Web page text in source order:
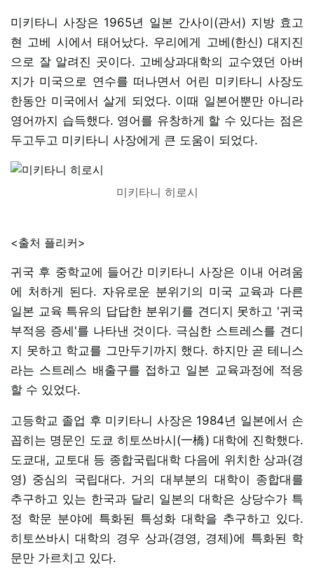
미키타니 사장은 1965년 일본 간사이(관서) 지방 효고
현 고베 시에서 태어났다. 우리에게 고베(한신) 대지진
으로 잘 알려진 곳이다. 고베상과대학의 교수였던 아버
지가 미국으로 연수를 떠나면서 어린 미키타니 사장도
한동안 미국에서 살게 되었다. 이때 일본어뿐만 아니라
영어까지 습득했다. 영어를 유창하게 할 수 있다는 점은
두고두고 미키타니 사장에게 큰 도움이 되었다.
미키타니 히로시
<출처 플리커>
귀국 후 중학교에 들어간 미키타니 사장은 이내 어려움
에 처하게 된다. 자유로운 분위기의 미국 교육과 다른
일본 교육 특유의 답답한 분위기를 견디지 못하고 '귀국
부적응 증세'를 나타낸 것이다. 극심한 스트레스를 견디
지 못하고 학교를 그만두기까지 했다. 하지만 곧 테니스
라는 스트레스 배출구를 접하고 일본 교육과정에 적응
할 수 있었다.
고등학교 졸업 후 미키타니 사장은 1984년 일본에서 손
꼽히는 명문인 도쿄 히토쓰바시(一橋) 대학에 진학했다.
도쿄대, 교토대 등 종합국립대학 다음에 위치한 상과(경
영) 중심의 국립대다. 거의 대부분의 대학이 종합대를
추구하고 있는 한국과 달리 일본의 대학은 상당수가 특
정 학문 분야에 특화된 특성화 대학을 추구하고 있다.
히토쓰바시 대학의 경우 상과(경영, 경제)에 특화된 학
문만 가르치고 있다.